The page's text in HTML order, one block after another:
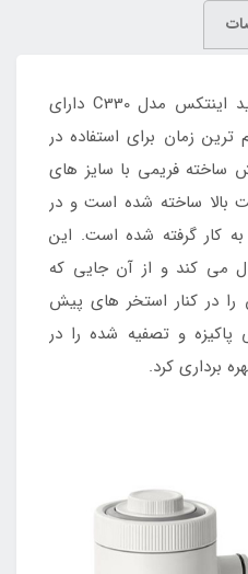
فیلتری جدید اینتکس مدل C330 دارای
زمان برای استفاده در
فریمی با سایز های
بالا ساخته شده است و در
به کار گرفته شده است. این
می کند و از آن جایی که
را در کنار استخر های پیش
پاکیزه و تصفیه شده را در
برداری کرد.